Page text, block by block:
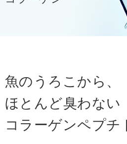
魚のうろこから、
ほとんど臭わない
コラーゲンペプチ